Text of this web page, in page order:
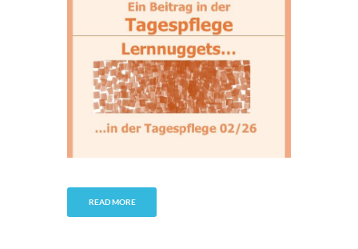
READ MORE